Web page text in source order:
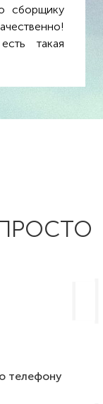
сборщику
такая
телефону